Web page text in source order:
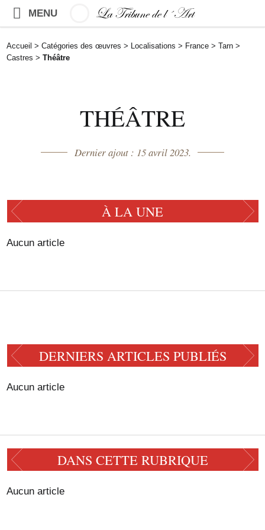
MENU
Accueil > Catégories des œuvres > Localisations > France > Tarn >
Castres > Théâtre
THÉÂTRE
Dernier ajout : 15 avril 2023.
À LA UNE
Aucun article
DERNIERS ARTICLES PUBLIÉS
Aucun article
DANS CETTE RUBRIQUE
Aucun article